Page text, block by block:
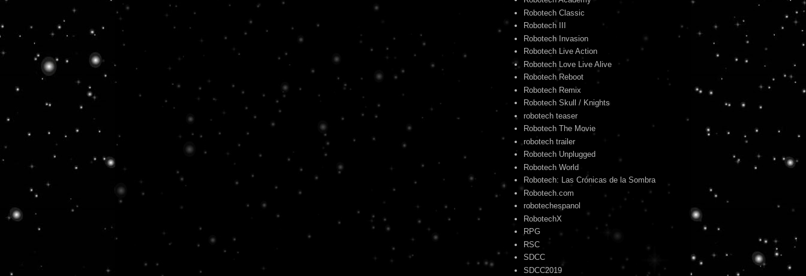
Robotech Classic
Robotech III
Robotech Invasion
Robotech Live Action
Robotech Love Live Alive
Robotech Reboot
Robotech Remix
Robotech Skull / Knights
robotech teaser
Robotech The Movie
robotech trailer
Robotech Unplugged
Robotech World
Robotech: Las Crónicas de la Sombra
Robotech.com
robotechespanol
RobotechX
RPG
RSC
SDCC
SDCC2019